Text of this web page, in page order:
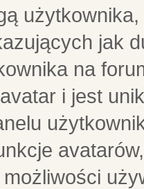
jak
na
i jest